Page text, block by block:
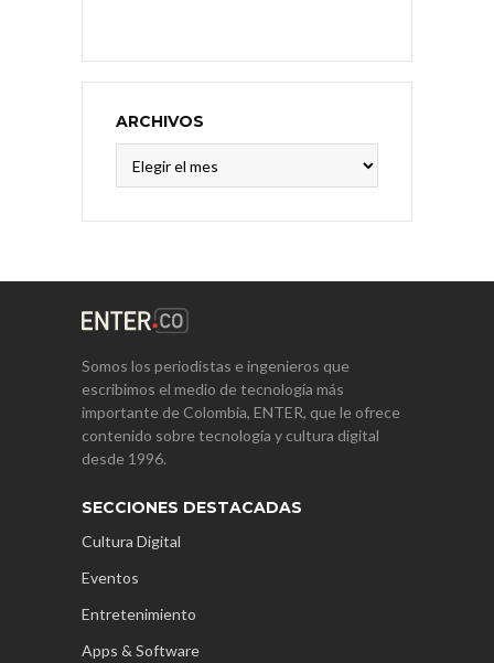
ARCHIVOS
Somos los periodistas e ingenieros que
escribimos el medio de tecnología más
importante de Colombia, ENTER, que le ofrece
contenido sobre tecnología y cultura digital
desde 1996.
SECCIONES DESTACADAS
Cultura Digital
Eventos
Entretenimiento
Apps & Software